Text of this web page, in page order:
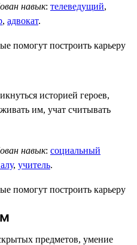
навык: телеведущий,
, адвокат.
историей героев,
им, учат считывать
навык: социальный
, учитель.
предметов, умение